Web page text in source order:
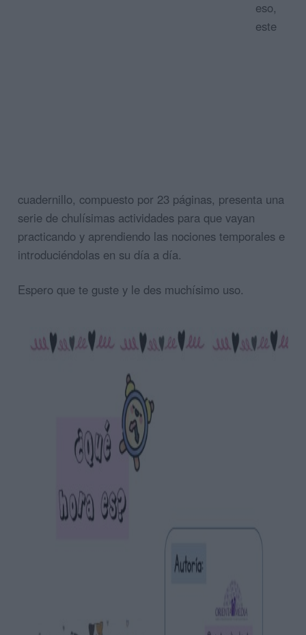
eso,
este
cuadernillo, compuesto por 23 páginas, presenta una
serie de chulísimas actividades para que vayan
practicando y aprendiendo las nociones temporales e
introduciéndolas en su día a día.
Espero que te guste y le des muchísimo uso.